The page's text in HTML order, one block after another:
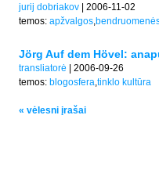
jurij dobriakov | 2006-11-02
temos: apžvalgos,
Jörg Auf dem Hövel:
transliatorė | 2006-09-26
temos: blogosfera,tinklo kultūra
« vėlesni įrašai